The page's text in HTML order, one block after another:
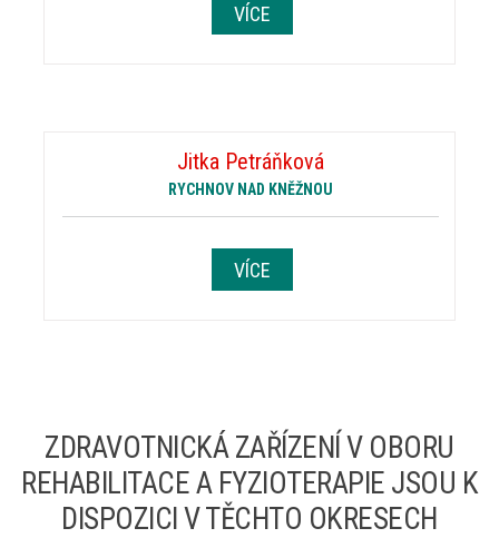
VÍCE
Jitka Petráňková
RYCHNOV NAD KNĚŽNOU
VÍCE
ZDRAVOTNICKÁ ZAŘÍZENÍ V OBORU
REHABILITACE A FYZIOTERAPIE JSOU K
DISPOZICI V TĚCHTO OKRESECH